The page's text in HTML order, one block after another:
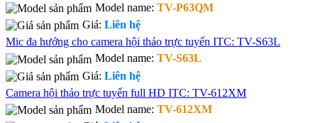
Model name: TV-P63QM
Giá: Liên hệ
Mic đa hướng cho camera hội thảo trực tuyến ITC: TV-S63L
Model name: TV-S63L
Giá: Liên hệ
Camera hội thảo trực tuyến full HD ITC: TV-612XM
Model name: TV-612XM